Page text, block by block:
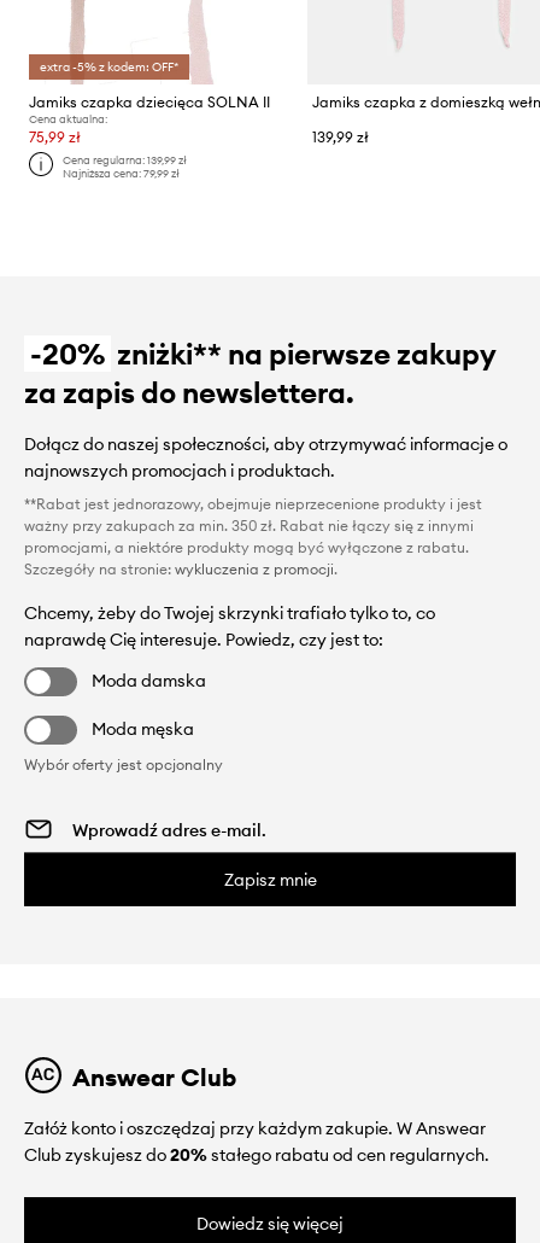
extra -5% z kodem: OFF*
Jamiks czapka dziecięca SOLNA II
Cena aktualna:
75,99 zł
Cena regularna:139,99 zł
Najniższa cena:79,99 zł
139,99 zł
-20% zniżki** na pierwsze zakupy
za zapis do newslettera.
Dołącz do naszej społeczności, aby otrzymywać informacje o
najnowszych promocjach i produktach.
**Rabat jest jednorazowy, obejmuje nieprzecenione produkty i jest
ważny przy zakupach za min. 350 zł. Rabat nie łączy się z innymi
promocjami, a niektóre produkty mogą być wyłączone z rabatu.
Szczegóły na stronie: wykluczenia z promocji.
Chcemy, żeby do Twojej skrzynki trafiało tylko to, co
naprawdę Cię interesuje. Powiedz, czy jest to:
Moda damska
Moda męska
Wybór oferty jest opcjonalny
Zapisz mnie
Answear Club
Załóż konto i oszczędzaj przy każdym zakupie. W Answear
Club zyskujesz do20%stałego rabatu od cen regularnych.
Dowiedz się więcej